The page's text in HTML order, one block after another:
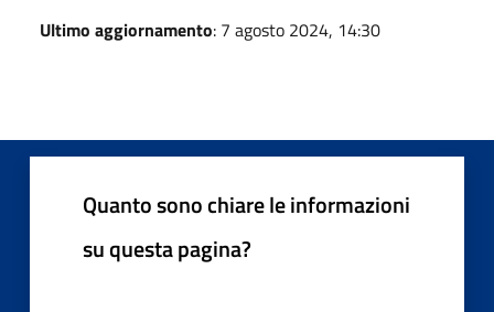
Ultimo aggiornamento: 7 agosto 2024, 14:30
Quanto sono chiare le informazioni
su questa pagina?